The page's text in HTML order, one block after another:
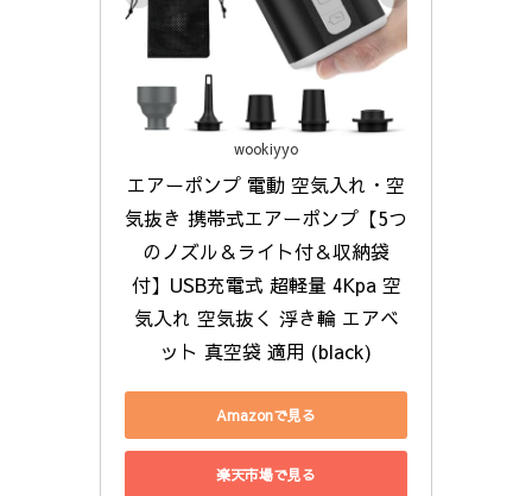
wookiyyo
エアーポンプ 電動 空気入れ・空
気抜き 携帯式エアーポンプ【5つ
のノズル＆ライト付＆収納袋
付】USB充電式 超軽量 4Kpa 空
気入れ 空気抜く 浮き輪 エアベ
ット 真空袋 適用 (black)
Amazonで見る
楽天市場で見る